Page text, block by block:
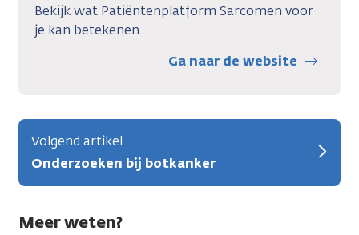
Bekijk wat Patiëntenplatform Sarcomen voor
je kan betekenen.
Ga naar de website
Volgend artikel
Onderzoeken bij botkanker
Meer weten?